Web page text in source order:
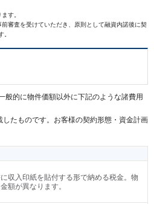
す。
審査を受けていただき、原則として融資内諾後に契
般的に物件価額以外に下記のような諸費用
たものです。お客様の契約形態・資金計画
収入印紙を貼付する形で納める税金。物
額が異なります。